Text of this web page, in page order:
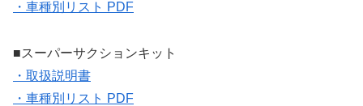
・車種別リスト PDF
■スーパーサクションキット
・取扱説明書
・車種別リスト PDF